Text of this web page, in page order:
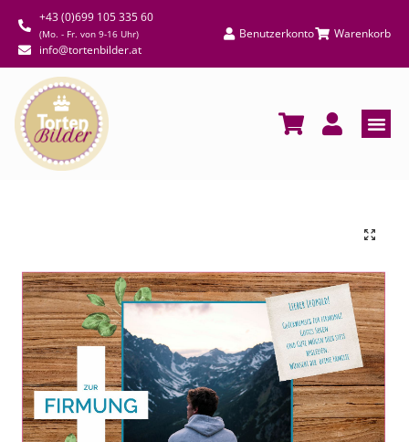
+43 (0)699 105 335 60
(Mo. - Fr. von 9-16 Uhr)
info@tortenbilder.at
Benutzerkonto Warenkorb